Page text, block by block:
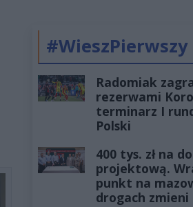
#WieszPierwszy
Radomiak
rezerwami
terminarz I
Polski
400 tys. zł na
projektową.
punkt na
drogach zmieni